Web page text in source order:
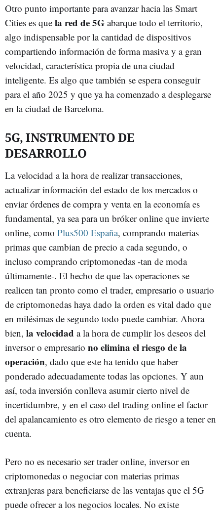
Otro punto importante para avanzar hacia las Smart
Cities es que la red de 5G abarque todo el territorio,
algo indispensable por la cantidad de dispositivos
compartiendo información de forma masiva y a gran
velocidad, característica propia de una ciudad
inteligente. Es algo que también se espera conseguir
para el año 2025 y que ya ha comenzado a desplegarse
en la ciudad de Barcelona.
5G, INSTRUMENTO DE
DESARROLLO
La velocidad a la hora de realizar transacciones,
actualizar información del estado de los mercados o
enviar órdenes de compra y venta en la economía es
fundamental, ya sea para un bróker online que invierte
online, como Plus500 España, comprando materias
primas que cambian de precio a cada segundo, o
incluso comprando criptomonedas -tan de moda
últimamente-. El hecho de que las operaciones se
realicen tan pronto como el trader, empresario o usuario
de criptomonedas haya dado la orden es vital dado que
en milésimas de segundo todo puede cambiar. Ahora
bien, la velocidad a la hora de cumplir los deseos del
inversor o empresario no elimina el riesgo de la
operación, dado que este ha tenido que haber
ponderado adecuadamente todas las opciones. Y aun
así, toda inversión conlleva asumir cierto nivel de
incertidumbre, y en el caso del trading online el factor
del apalancamiento es otro elemento de riesgo a tener en
cuenta.
Pero no es necesario ser trader online, inversor en
criptomonedas o negociar con materias primas
extranjeras para beneficiarse de las ventajas que el 5G
puede ofrecer a los negocios locales. No existe